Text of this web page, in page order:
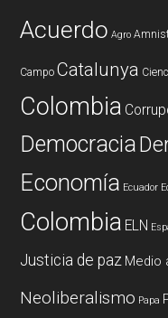
Acuerdo Agro
Campo Catalunya
Colombia
Democracia
Economía Ecuador
Colombia ELN
Justicia de paz Medio
Neoliberalismo Papa